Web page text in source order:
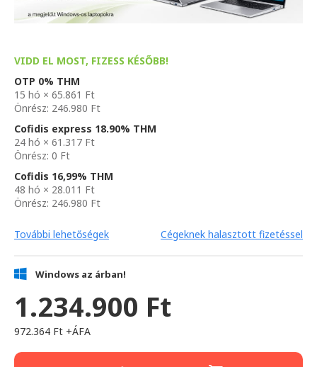
VIDD EL MOST, FIZESS KÉSŐBB!
OTP 0% THM
15 hó × 65.861 Ft
Önrész: 246.980 Ft
Cofidis express 18.90% THM
24 hó × 61.317 Ft
Önrész: 0 Ft
Cofidis 16,99% THM
48 hó × 28.011 Ft
Önrész: 246.980 Ft
További lehetőségek Cégeknek halasztott fizetéssel
Windows az árban!
1.234.900 Ft
972.364 Ft +ÁFA